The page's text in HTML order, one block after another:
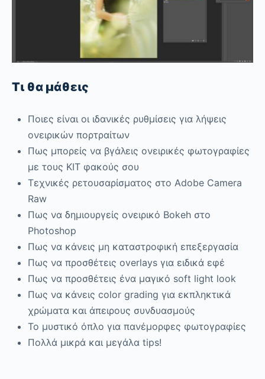
Τι θα μάθεις
Ποιες είναι οι ιδανικές ρυθμίσεις για λήψεις
ονειρικών πορτραίτων
Πως μπορείς να βγάλεις ονειρικές φωτογραφίες
με τους KIT φακούς σου
Τεχνικές ρετουσαρίσματος στο Adobe Camera
Raw
Πως να δημιουργείς ονειρικό Bokeh στο
Photoshop
Πως να κάνεις μη καταστροφική επεξεργασία
Πως να προσθέτεις overlays για ειδικά εφέ
Πως να προσθέτεις ένα μαγικό soft light look
Πως να κάνεις color grading για εκπληκτικά
χρώματα και άπειρους συνδυασμούς
Το μυστικό όπλο για πανέμορφες φωτογραφίες
Πολλά μικρά και μεγάλα tips!